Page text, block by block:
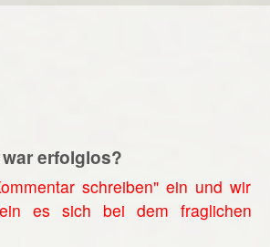
erfolglos?
schreiben" ein und wir
es sich bei dem fraglichen